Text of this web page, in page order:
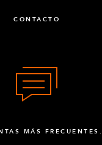
CONTACTO
MÁS FRECUENTES.